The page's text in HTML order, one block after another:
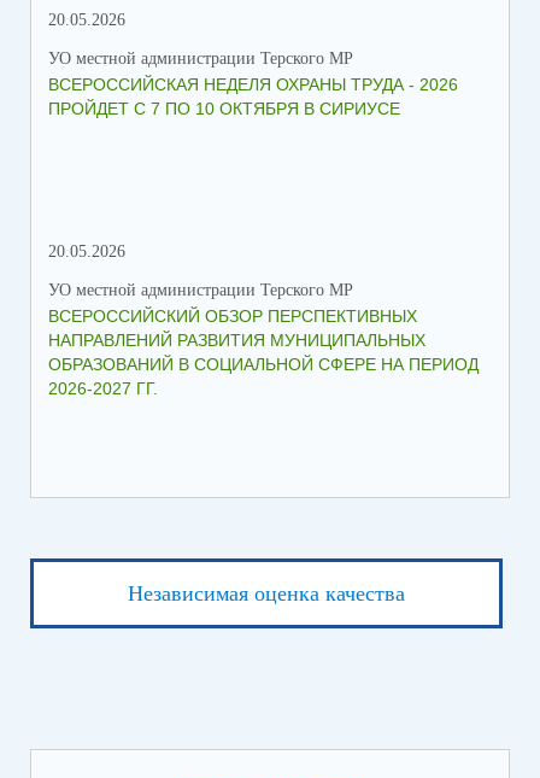
20.05.2026
УО местной администрации Терского МР
ВСЕРОССИЙСКАЯ НЕДЕЛЯ ОХРАНЫ ТРУДА - 2026
ПРОЙДЕТ С 7 ПО 10 ОКТЯБРЯ В СИРИУСЕ
20.05.2026
УО местной администрации Терского МР
ВСЕРОССИЙСКИЙ ОБЗОР ПЕРСПЕКТИВНЫХ
НАПРАВЛЕНИЙ РАЗВИТИЯ МУНИЦИПАЛЬНЫХ
ОБРАЗОВАНИЙ В СОЦИАЛЬНОЙ СФЕРЕ НА ПЕРИОД
2026-2027 ГГ.
Независимая оценка качества